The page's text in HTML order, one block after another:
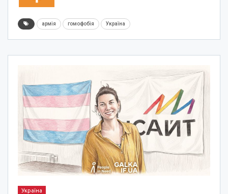
армія гомофобія Україна
Україна